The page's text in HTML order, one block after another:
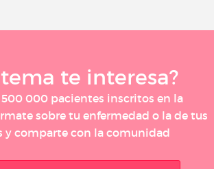
tema te interesa?
500 000 pacientes inscritos en la
sobre tu enfermedad o la de tus
y comparte con la comunidad